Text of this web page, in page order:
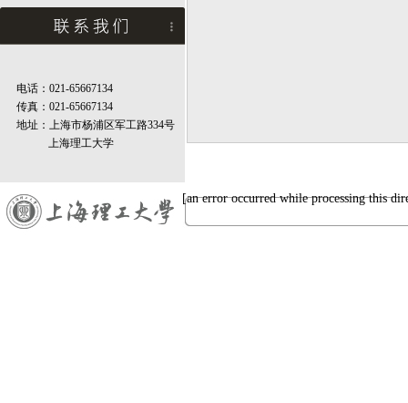
电话：021-65667134
传真：021-65667134
地址：上海市杨浦区军工路334号
上海理工大学
[an error occurred while processing this